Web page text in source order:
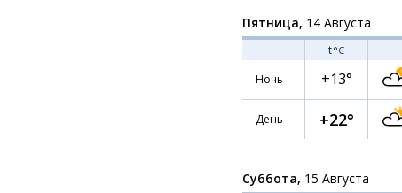
Пятница, 14 Августа
t°C
Ночь
+13°
День +22°
Суббота, 15 Августа